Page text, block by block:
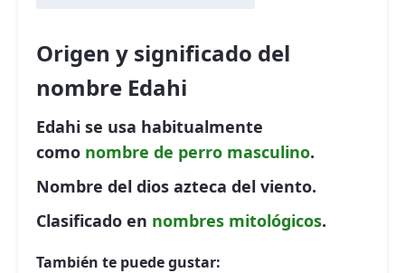
Origen y significado del
nombre Edahi
Edahi se usa habitualmente
como nombre de perro masculino.
Nombre del dios azteca del viento.
Clasificado en nombres mitológicos.
También te puede gustar: